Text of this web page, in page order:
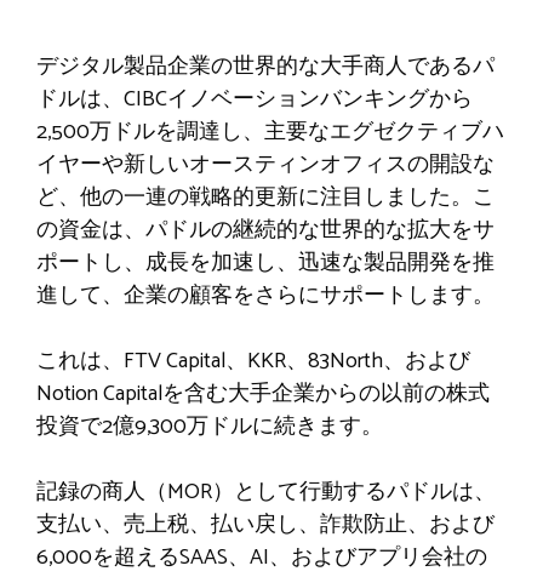
デジタル製品企業の世界的な大手商人であるパ
ドルは、CIBCイノベーションバンキングから
2,500万ドルを調達し、主要なエグゼクティブハ
イヤーや新しいオースティンオフィスの開設な
ど、他の一連の戦略的更新に注目しました。こ
の資金は、パドルの継続的な世界的な拡大をサ
ポートし、成長を加速し、迅速な製品開発を推
進して、企業の顧客をさらにサポートします。
これは、FTV Capital、KKR、83North、および
Notion Capitalを含む大手企業からの以前の株式
投資で2億9,300万ドルに続きます。
記録の商人（MOR）として行動するパドルは、
支払い、売上税、払い戻し、詐欺防止、および
6,000を超えるSAAS、AI、およびアプリ会社の